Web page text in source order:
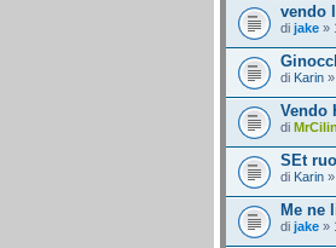
vendo
di jake »
di Karin
Vendo
di
SEt
di Karin
Me ne
di jake »